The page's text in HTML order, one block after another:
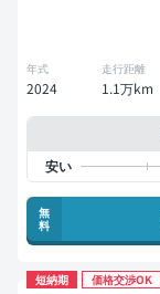
年式
2024
走行距離
1.1万km
無
料
短納期 価格交渉OK